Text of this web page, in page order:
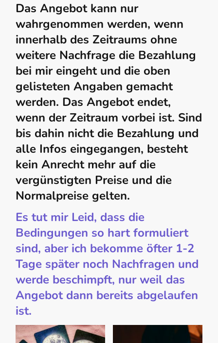
Das Angebot kann nur
wahrgenommen werden, wenn
innerhalb des Zeitraums ohne
weitere Nachfrage die Bezahlung
bei mir eingeht und die oben
gelisteten Angaben gemacht
werden. Das Angebot endet,
wenn der Zeitraum vorbei ist. Sind
bis dahin nicht die Bezahlung und
alle Infos eingegangen, besteht
kein Anrecht mehr auf die
vergünstigten Preise und die
Normalpreise gelten.
Es tut mir Leid, dass die
Bedingungen so hart formuliert
sind, aber ich bekomme öfter 1-2
Tage später noch Nachfragen und
werde beschimpft, nur weil das
Angebot dann bereits abgelaufen
ist.